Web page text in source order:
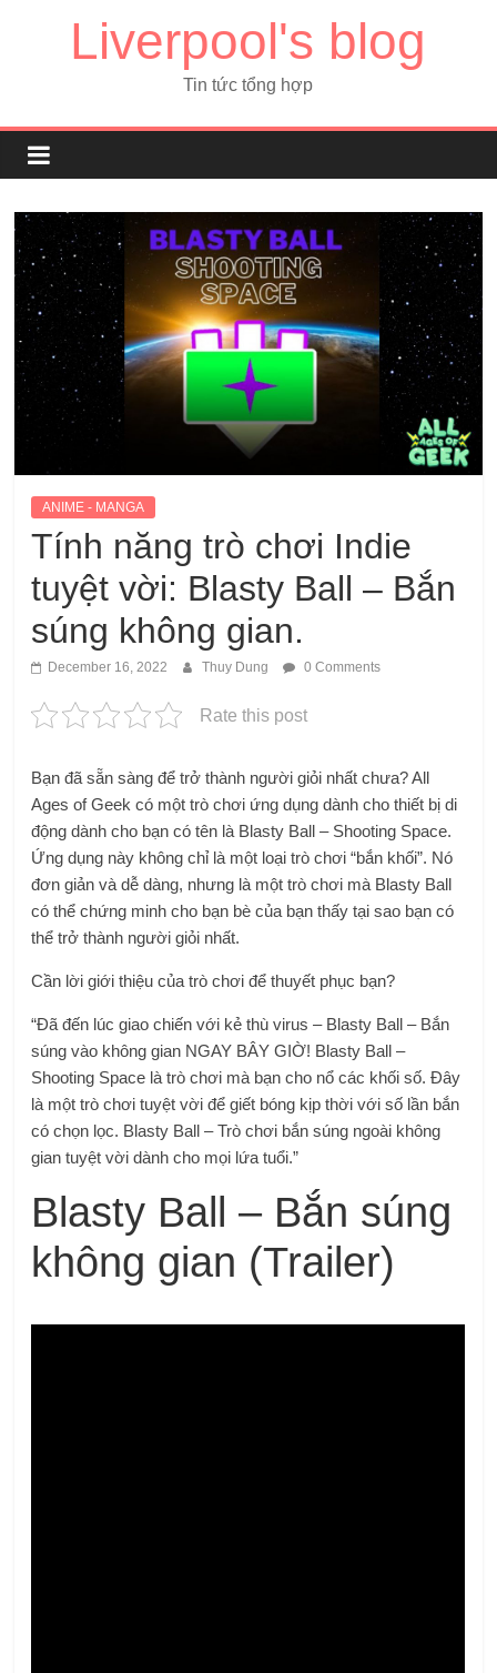
Liverpool's blog
Tin tức tổng hợp
ANIME - MANGA
Tính năng trò chơi Indie
tuyệt vời: Blasty Ball – Bắn
súng không gian.
December 16, 2022 Thuy Dung 0 Comments
Rate this post
Bạn đã sẵn sàng để trở thành người giỏi nhất chưa? All
Ages of Geek có một trò chơi ứng dụng dành cho thiết bị di
động dành cho bạn có tên là Blasty Ball – Shooting Space.
Ứng dụng này không chỉ là một loại trò chơi “bắn khối”. Nó
đơn giản và dễ dàng, nhưng là một trò chơi mà Blasty Ball
có thể chứng minh cho bạn bè của bạn thấy tại sao bạn có
thể trở thành người giỏi nhất.
Cần lời giới thiệu của trò chơi để thuyết phục bạn?
“Đã đến lúc giao chiến với kẻ thù virus – Blasty Ball – Bắn
súng vào không gian NGAY BÂY GIỜ! Blasty Ball –
Shooting Space là trò chơi mà bạn cho nổ các khối số. Đây
là một trò chơi tuyệt vời để giết bóng kịp thời với số lần bắn
có chọn lọc. Blasty Ball – Trò chơi bắn súng ngoài không
gian tuyệt vời dành cho mọi lứa tuổi.”
Blasty Ball – Bắn súng
không gian (Trailer)